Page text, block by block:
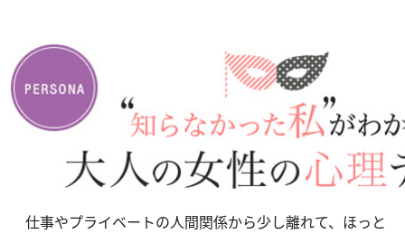
仕事やプライベートの人間関係から少し離れて、ほっと